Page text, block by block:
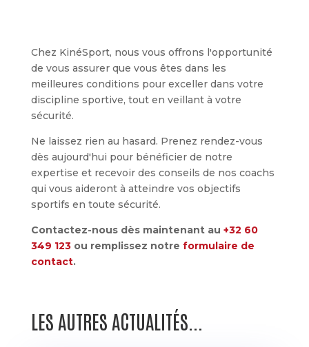
Chez KinéSport, nous vous offrons l'opportunité
de vous assurer que vous êtes dans les
meilleures conditions pour exceller dans votre
discipline sportive, tout en veillant à votre
sécurité.
Ne laissez rien au hasard. Prenez rendez-vous
dès aujourd'hui pour bénéficier de notre
expertise et recevoir des conseils de nos coachs
qui vous aideront à atteindre vos objectifs
sportifs en toute sécurité.
Contactez-nous dès maintenant au +32 60
349 123ou remplissez notre formulaire de
contact.
LES AUTRES ACTUALITÉS...